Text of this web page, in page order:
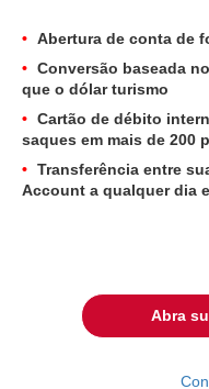
Abertura de conta de
Conversão baseada
que o dólar turismo
Cartão de débito
saques em mais de 200
Transferência entre
Account a qualquer dia
Abra